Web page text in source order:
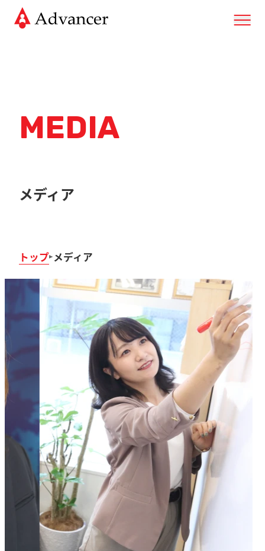
MEDIA
メディア
トップ メディア